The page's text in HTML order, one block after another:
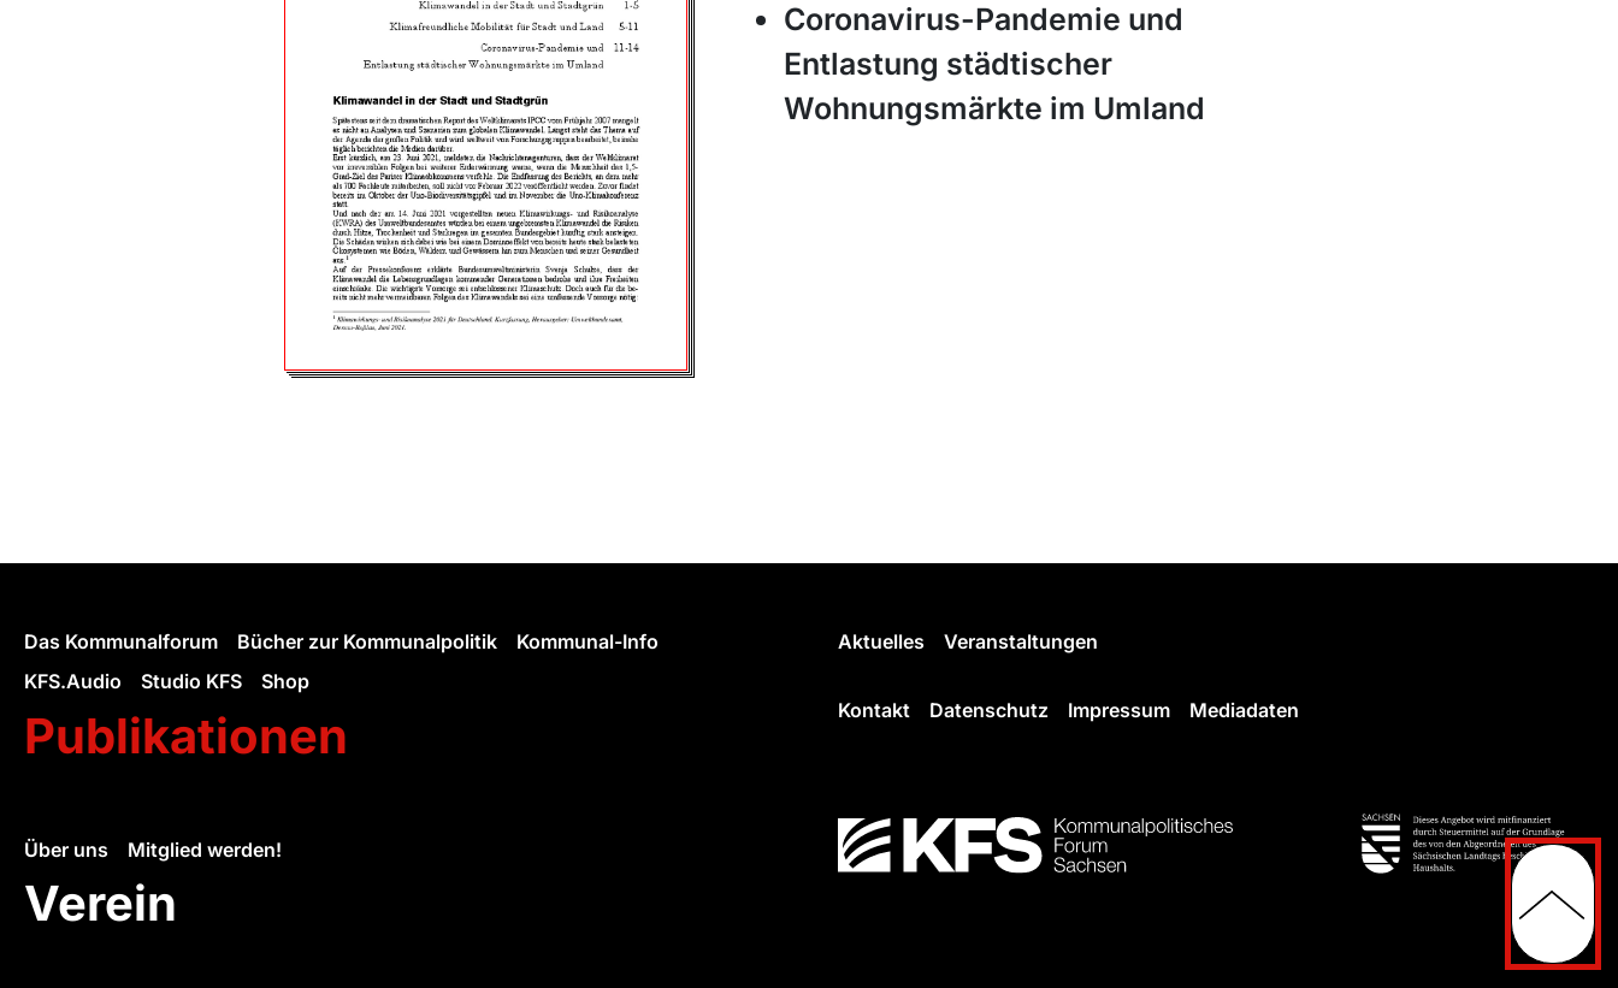
Coronavirus-Pandemie und
Entlastung städtischer
Wohnungsmärkte im Umland
Das Kommunalforum Bücher zur Kommunalpolitik
Kommunal-Info
KFS.Audio
Studio KFS Shop
Publikationen
Über uns Mitglied werden!
Verein
Aktuelles Veranstaltungen
Kontakt Datenschutz Impressum Mediadaten